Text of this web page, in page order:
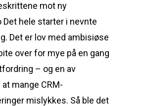
mot ny
Det hele starter i nevnte
Det er lov med ambisiøse
over for mye på en gang
– og en av
mange CRM-
mislykkes. Så ble det